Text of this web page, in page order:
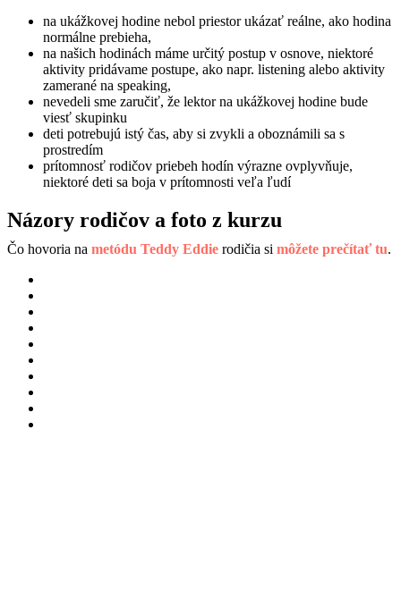
na ukážkovej hodine nebol priestor ukázať reálne, ako hodina
normálne prebieha,
na našich hodinách máme určitý postup v osnove, niektoré
aktivity pridávame postupe, ako napr. listening alebo aktivity
zamerané na speaking,
nevedeli sme zaručiť, že lektor na ukážkovej hodine bude
viesť skupinku
deti potrebujú istý čas, aby si zvykli a oboznámili sa s
prostredím
prítomnosť rodičov priebeh hodín výrazne ovplyvňuje,
niektoré deti sa boja v prítomnosti veľa ľudí
Názory rodičov a foto z kurzu
Čo hovoria na metódu Teddy Eddie rodičia si môžete prečítať tu.